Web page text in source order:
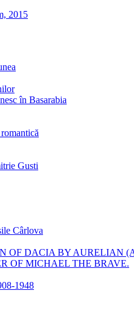
2015
în Basarabia
Gusti
Cârlova
OF DACIA BY AURELIAN
OF MICHAEL THE BRAVE.
1948